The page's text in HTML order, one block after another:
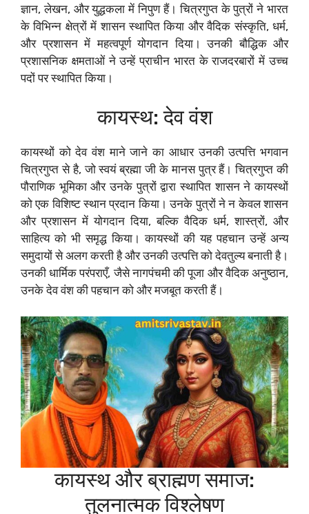
ज्ञान, लेखन, और युद्धकला में निपुण हैं। चित्रगुप्त के पुत्रों ने भारत
के विभिन्न क्षेत्रों में शासन स्थापित किया और वैदिक संस्कृति, धर्म,
और प्रशासन में महत्वपूर्ण योगदान दिया। उनकी बौद्धिक और
प्रशासनिक क्षमताओं ने उन्हें प्राचीन भारत के राजदरबारों में उच्च
पदों पर स्थापित किया।
कायस्थ: देव वंश
कायस्थों को देव वंश माने जाने का आधार उनकी उत्पत्ति भगवान
चित्रगुप्त से है, जो स्वयं ब्रह्मा जी के मानस पुत्र हैं। चित्रगुप्त की
पौराणिक भूमिका और उनके पुत्रों द्वारा स्थापित शासन ने कायस्थों
को एक विशिष्ट स्थान प्रदान किया। उनके पुत्रों ने न केवल शासन
और प्रशासन में योगदान दिया, बल्कि वैदिक धर्म, शास्त्रों, और
साहित्य को भी समृद्ध किया। कायस्थों की यह पहचान उन्हें अन्य
समुदायों से अलग करती है और उनकी उत्पत्ति को देवतुल्य बनाती है।
उनकी धार्मिक परंपराएँ, जैसे नागपंचमी की पूजा और वैदिक अनुष्ठान,
उनके देव वंश की पहचान को और मजबूत करती हैं।
कायस्थ और ब्राह्मण समाज:
तुलनात्मक विश्लेषण